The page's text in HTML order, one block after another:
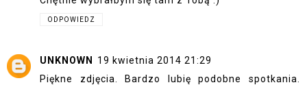
ODPOWIEDZ
UNKNOWN
19 kwietnia 2014 21:29
Piękne zdjęcia. Bardzo lubię podobne spotkania.